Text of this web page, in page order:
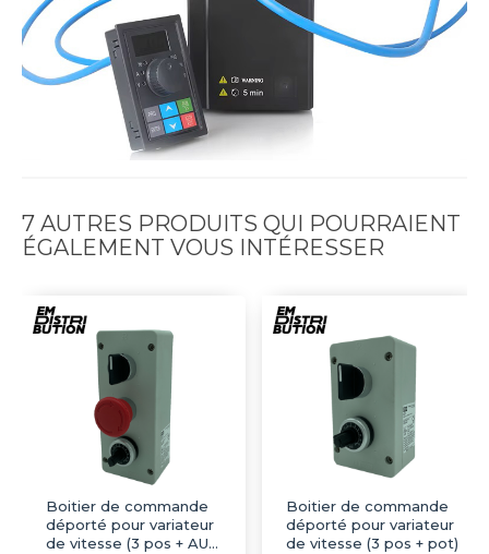
7 AUTRES PRODUITS QUI POURRAIENT
ÉGALEMENT VOUS INTÉRESSER
Boitier de commande
déporté pour variateur
de vitesse (3 pos + AU +
Boitier de commande
déporté pour variateur
de vitesse (3 pos + pot)